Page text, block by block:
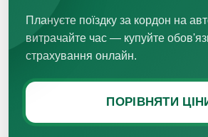
Плануєте поїздку за кордон на
витрачайте час — купуйте
страхування онлайн.
ПОРІВНЯТИ